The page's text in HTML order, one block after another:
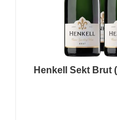
Henkell Sekt Brut